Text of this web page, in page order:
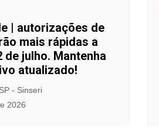
| autorizações de
mais rápidas a
de julho. Mantenha
atualizado!
- Sinseri
2026